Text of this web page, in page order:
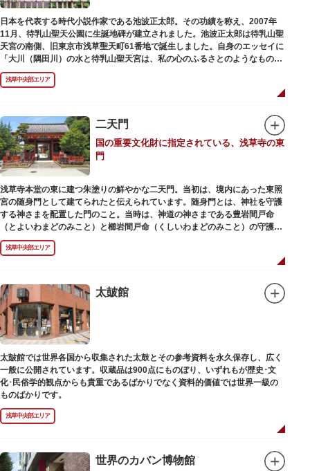
日本を代表する時代小説作家である池波正太郎。その功績を称え、2007年
11月、待乳山聖天公園に生誕地碑が建立されました。池波正太郎は待乳山聖
天宮の南側、旧東京市浅草聖天町61番地で誕生しました。自身のエッセイに
「大川（隅田川）の水と待乳山聖天宮は、私の心のふるさとのようなもの
だ」（『東京の情景「大川と待乳山聖天宮」』より）と記しており、小説の
舞台にも待乳山や近くの今戸、橋場などをたびたび登場させています。
浅草中央部エリア
二天門
国の重要文化財に指定されている、浅草寺の東
門
浅草寺本堂の東に建つ朱塗りの鮮やかな二天門。当初は、境内にあった東照
宮の随身門として建てられたと伝えられています。随身門とは、神社を守護
する神さまを配置した門のこと。当時は、神道の神さまである豊岩間戸命
（とよいわまどのみこと）と櫛岩間戸命（くしいわまどのみこと）の守護神
像が左右に祀られていました。
しかし、1868年（明治元年）に明治政府が発令した神仏分離令により、仏教
寺院である浅草寺には、この2柱の神さまの像を祀ることができなくなりま
鶴岡八幡宮にあった仏教の守護神である広目天（こうもくてん）と持国天
（じこくてん）の像を二天門に安置。これに伴い、正式名称が随身門から二
天門に変更されました。
その後、第二次世界大戦により2柱の像は焼失。現在は、上野の寛永寺（か
んえいじ）の四代将軍徳川家綱霊廟にあった持国天と増長天（ぞうちょうて
ん）の像が祀られています。持国天と増長天は、四天王と呼ばれる仏さまと
して知られていますが、四天王は仏教の守護神であることから武装した姿。
どちらも、鎌倉時代以降に流行した複数の木材を組み合わせる技法「寄木
造」により造られています。
浅草中央部エリア
太皷館
太皷館では世界各国から収集された太鼓とその参考資料を永久保存し、広く
一般に公開されています。収蔵品は900点にものぼり、いずれもが歴史･文
化･民俗学的観点からも貴重であるばかりでなく資料的価値では世界一級の
ものばかりです。
浅草中央部エリア
世界のカバン博物館